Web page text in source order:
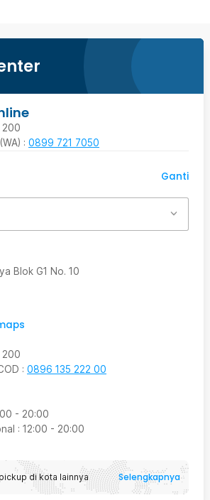
200
: 0899 721 7050
Ganti
Blok G1 No. 10
200
: 0896 135 222 00
- 20:00
: 12:00 - 20:00
di kota lainnya Selengkapnya